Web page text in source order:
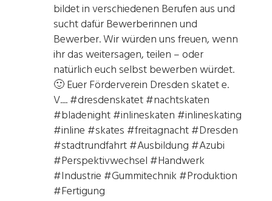
bildet in verschiedenen Berufen aus und
sucht dafür Bewerberinnen und
Bewerber. Wir würden uns freuen, wenn
ihr das weitersagen, teilen – oder
natürlich euch selbst bewerben würdet.
🙂 Euer Förderverein Dresden skatet e.
V.... #dresdenskatet #nachtskaten
#bladenight #inlineskaten #inlineskating
#inline #skates #freitagnacht #Dresden
#stadtrundfahrt #Ausbildung #Azubi
#Perspektivwechsel #Handwerk
#Industrie #Gummitechnik #Produktion
#Fertigung